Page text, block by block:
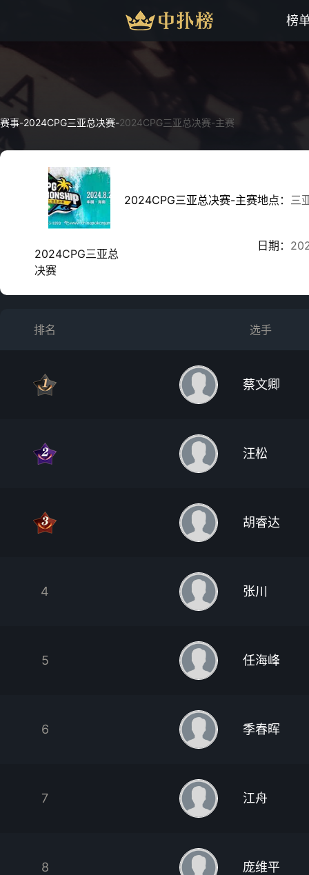
榜
赛事-2024CPG三亚总决赛-2024CPG三亚总决赛-主赛
2024CPG三亚总
决赛
2024CPG三亚总决赛-主赛地点： 三
日期：
排名 选手
蔡文卿
汪松
胡睿达
4 张川
5 任海峰
6 季春晖
7 江舟
8 庞维平